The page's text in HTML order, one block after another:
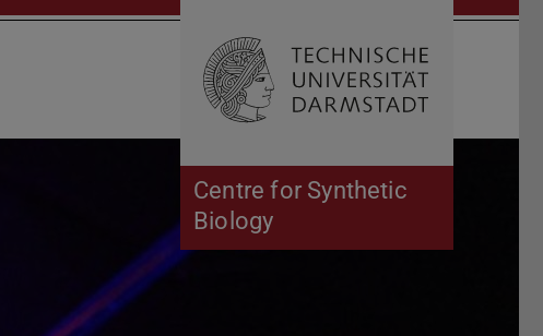
Centre for Synthetic
Biology
Suche öffnen